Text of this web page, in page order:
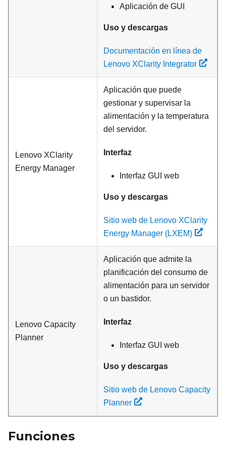
Aplicación de GUI
Uso y descargas
Documentación en línea de
Lenovo XClarity Integrator
Lenovo XClarity
Energy Manager
Aplicación que puede
gestionar y supervisar la
alimentación y la temperatura
del servidor.
Interfaz
Interfaz GUI web
Uso y descargas
Sitio web de Lenovo XClarity
Energy Manager (LXEM)
Lenovo Capacity
Planner
Aplicación que admite la
planificación del consumo de
alimentación para un servidor
o un bastidor.
Interfaz
Interfaz GUI web
Uso y descargas
Sitio web de Lenovo Capacity
Planner
Funciones